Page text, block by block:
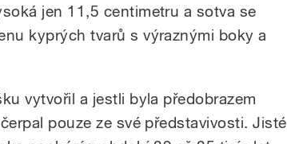
jen 11,5 centimetru a sotva se
kyprých tvarů s výraznými boky a
vytvořil a jestli byla předobrazem
pouze ze své představivosti. Jisté